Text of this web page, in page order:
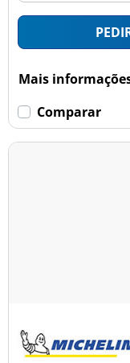
Mais
Comparar